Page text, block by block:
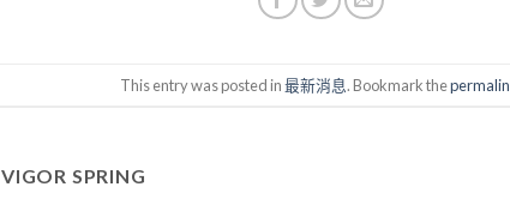
This entry was posted in最新消息. Bookmark the
VIGOR SPRING